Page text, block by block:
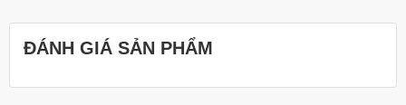
ĐÁNH GIÁ SẢN PHẨM